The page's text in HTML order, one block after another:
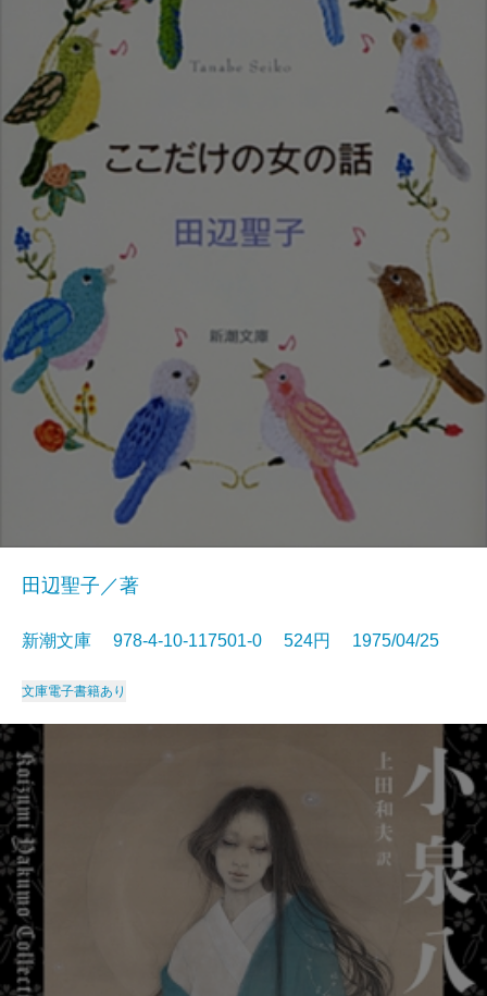
田辺聖子／著
新潮文庫 978-4-10-117501-0 524円 1975/04/25
文庫電子書籍あり